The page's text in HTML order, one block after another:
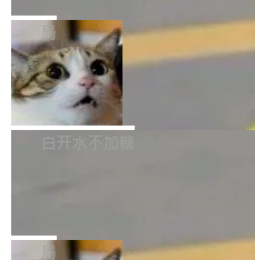
质的最低采样率）的音频格式将被
SS 圆角虚线样式中可能存在的问
的图像元素不在同一个子树中，则
联 加...
最强的若干项。对于尚未正式发版
通过拉取过去一年内（从 PG 18
至今）的所有 commit，同样交由
经过人工复核，准确度令人满意
社区爱好者提供了高效跟踪新版
维护工作一直与我的日常工作、家
和休闲娱乐竞争时间。" 这是
ebastian Pipping 写在博客里的话
他宣布了一个新消息：从 2026
他可以全职维护 libexpat 了，最
库之一。你的操作系统、浏览器、
局
Firefox 153.0.3 发布
Firefox 153.0.3 现已发布，具体
下： New Smart Window 包含多
白开水不加糖
的 npm 包。项目的核心论点是：
局